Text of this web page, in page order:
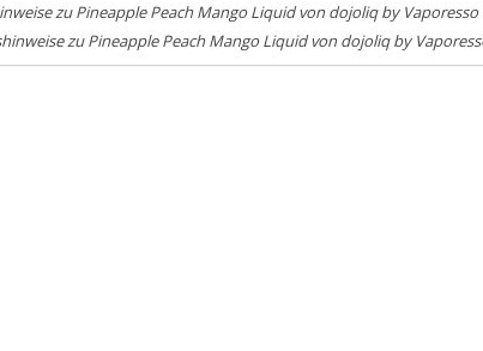
zu Pineapple Peach Mango Liquid von dojoliq by Vaporesso
zu Pineapple Peach Mango Liquid von dojoliq by